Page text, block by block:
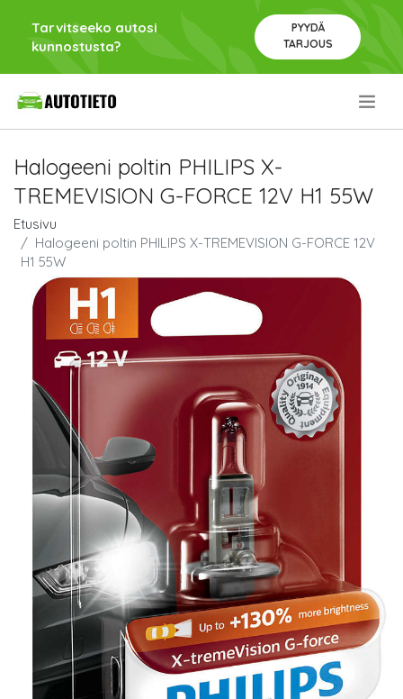
Tarvitseeko autosi
kunnostusta?
PYYDÄ
TARJOUS
Halogeeni poltin PHILIPS X-
TREMEVISION G-FORCE 12V H1 55W
Etusivu
Halogeeni poltin PHILIPS X-TREMEVISION G-FORCE 12V
H1 55W